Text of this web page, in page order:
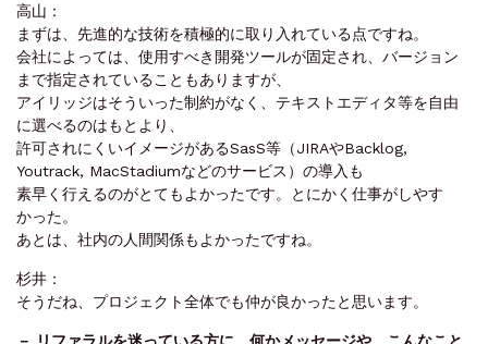
高山：
まずは、先進的な技術を積極的に取り入れている点ですね。
会社によっては
使用すべき開発ツールが固定され、 バージョン
まで指定されていることもありますが、
アイリッジはそういった制約がなく、 テキストエディタ等を自由
に選べるのはもとより、
許可されにくいイメージがあるSasS等（JIRAやBacklog,
Youtrack, MacStadiumなどのサービス）の導入も
素早く行えるのがとてもよかったです。とにかく仕事がしやす
かった。
あとは、社内の人間関係もよかったですね。
杉井：
そうだね、プロジェクト全体でも仲が良かったと思います。
－ リファラルを迷っている方に、何かメッセージや、こんなこと